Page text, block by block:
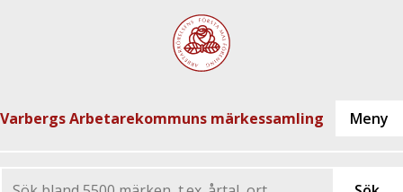
Varbergs Arbetarekommuns märkessamling